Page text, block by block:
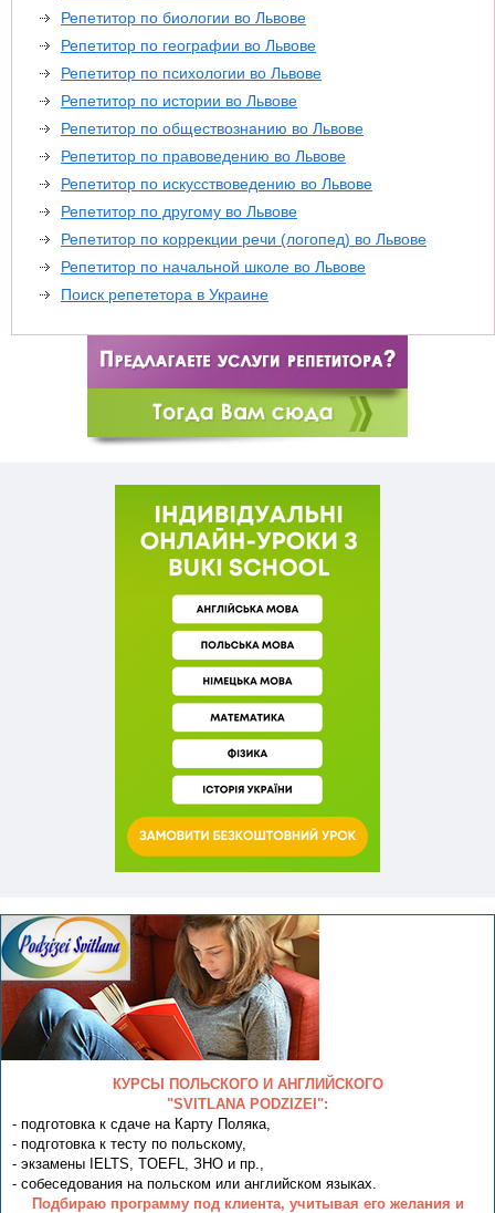
Репетитор по биологии во Львове
Репетитор по географии во Львове
Репетитор по психологии во Львове
Репетитор по истории во Львове
Репетитор по обществознанию во Львове
Репетитор по правоведению во Львове
Репетитор по искусствоведению во Львове
Репетитор по другому во Львове
Репетитор по коррекции речи (логопед) во Львове
Репетитор по начальной школе во Львове
Поиск репететора в Украине
КУРСЫ ПОЛЬСКОГО И АНГЛИЙСКОГО
"SVITLANA PODZIZEI":
- подготовка к сдаче на Карту Поляка,
- подготовка к тесту по польскому,
- экзамены IELTS, TOEFL, ЗНО и пр.,
- собеседования на польском или английском языках.
Подбираю программу под клиента, учитывая его желания и